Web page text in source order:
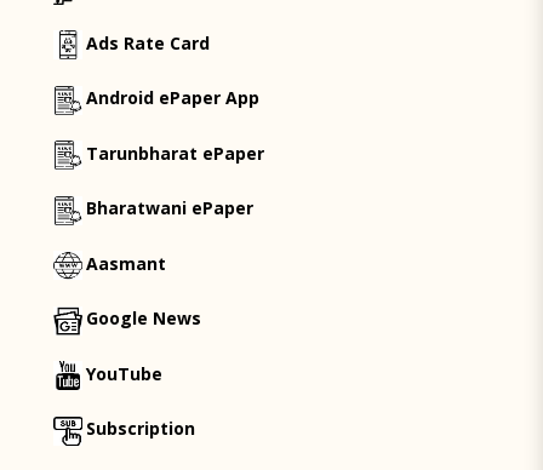
Ads Rate Card
Android ePaper App
Tarunbharat ePaper
Bharatwani ePaper
Aasmant
Google News
YouTube
Subscription